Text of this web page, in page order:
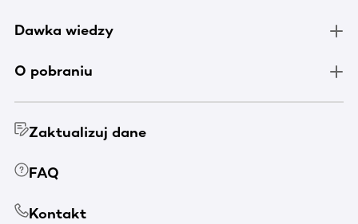
Dawka wiedzy
O pobraniu
Zaktualizuj dane
FAQ
Kontakt